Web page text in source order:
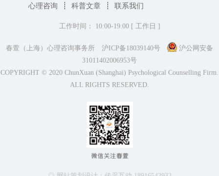
心理咨询 科普文章 联系我们
工作时间： 10:00-19:00 [ 工作日 ]
春萱（上海）心理咨询事务所 沪ICP备18039140号
沪公网安备
31011402006953号
COPYRIGHT © 2020 ChunXuan (Shanghai) Psychological Counselling Firm.
ALL RIGHTS RESERVED.